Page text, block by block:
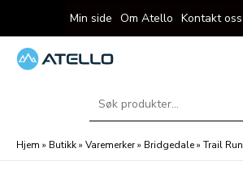
til
innholdet
Min side Om Atello Kontakt oss
Søk
Hjem » Butikk» Varemerker» Bridgedale» Trail Run